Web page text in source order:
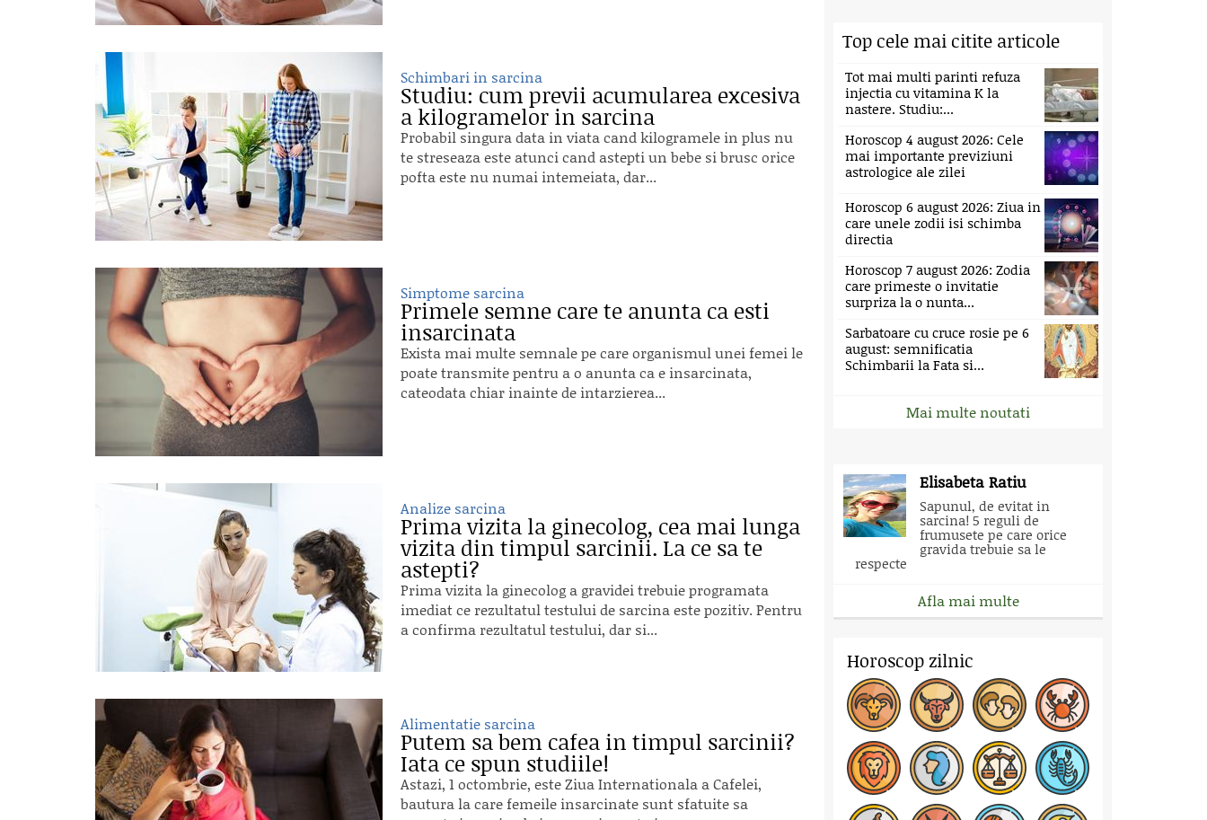
Schimbari in sarcina
Studiu: cum previi acumularea excesiva
a kilogramelor in sarcina
Probabil singura data in viata cand kilogramele in plus nu
te streseaza este atunci cand astepti un bebe si brusc orice
pofta este nu numai intemeiata, dar...
Simptome sarcina
Primele semne care te anunta ca esti
insarcinata
Exista mai multe semnale pe care organismul unei femei le
poate transmite pentru a o anunta ca e insarcinata,
cateodata chiar inainte de intarzierea...
Analize sarcina
Prima vizita la ginecolog, cea mai lunga
vizita din timpul sarcinii. La ce sa te
astepti?
Prima vizita la ginecolog a gravidei trebuie programata
imediat ce rezultatul testului de sarcina este pozitiv. Pentru
a confirma rezultatul testului, dar si...
Alimentatie sarcina
Putem sa bem cafea in timpul sarcinii?
Iata ce spun studiile!
Astazi, 1 octombrie, este Ziua Internationala a Cafelei,
bautura la care femeile insarcinate sunt sfatuite sa
Top cele mai citite articole
Tot mai multi parinti refuza
injectia cu vitamina K la
nastere. Studiu:...
Horoscop 4 august 2026: Cele
mai importante previziuni
astrologice ale zilei
Horoscop 6 august 2026: Ziua in
care unele zodii isi schimba
directia
Horoscop 7 august 2026: Zodia
care primeste o invitatie
surpriza la o nunta...
Sarbatoare cu cruce rosie pe 6
august: semnificatia
Schimbarii la Fata si...
Mai multe noutati
Elisabeta Ratiu
Sapunul, de evitat in
sarcina! 5 reguli de
frumusete pe care orice
gravida trebuie sa le
respecte
Afla mai multe
Horoscop zilnic